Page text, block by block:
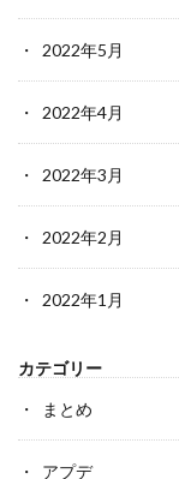
2022年5月
2022年4月
2022年3月
2022年2月
2022年1月
カテゴリー
まとめ
アプデ